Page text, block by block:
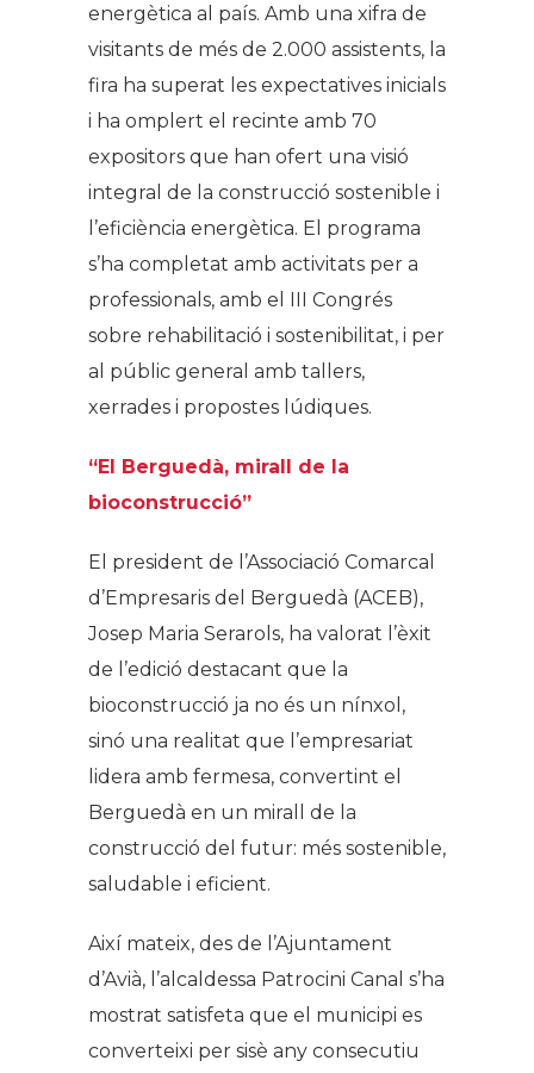
energètica al país. Amb una xifra de
visitants de més de 2.000 assistents, la
fira ha superat les expectatives inicials
i ha omplert el recinte amb 70
expositors que han ofert una visió
integral de la construcció sostenible i
l’eficiència energètica. El programa
s’ha completat amb activitats per a
professionals, amb el III Congrés
sobre rehabilitació i sostenibilitat, i per
al públic general amb tallers,
xerrades i propostes lúdiques.
“El Berguedà, mirall de la
bioconstrucció”
El president de l’Associació Comarcal
d’Empresaris del Berguedà (ACEB),
Josep Maria Serarols, ha valorat l’èxit
de l’edició destacant que la
bioconstrucció ja no és un nínxol,
sinó una realitat que l’empresariat
lidera amb fermesa, convertint el
Berguedà en un mirall de la
construcció del futur: més sostenible,
saludable i eficient.
Així mateix, des de l’Ajuntament
d’Avià, l’alcaldessa Patrocini Canal s’ha
mostrat satisfeta que el municipi es
converteixi per sisè any consecutiu